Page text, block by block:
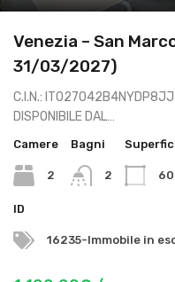
Venezia – San
31/03/2027)
C.I.N.:
DISPONIBILE DAL…
Camere
2
Bagni
2 60
ID
16235-Immobile in